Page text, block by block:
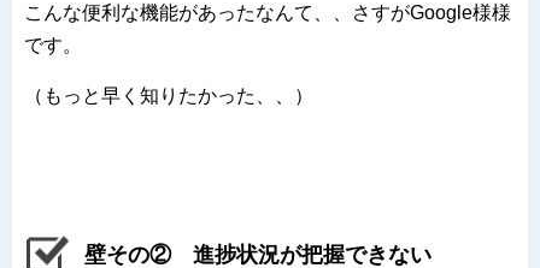
こんな便利な機能があったなんて、、さすがGoogle様様
です。
（もっと早く知りたかった、、）
壁その② 進捗状況が把握できない